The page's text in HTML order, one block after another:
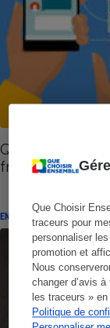
Que Choisir
traceurs pour
personnaliser
promotion et
Nous
changer d’avis
les traceurs »
Politique de
Quechoisir.org
franchie
ENQUÊTE